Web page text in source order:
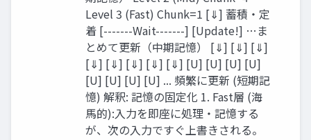
Level 3 (Fast) Chunk=1 [⇓] 蓄積・定
着 [-------Wait-------] [Update!] …ま
とめて更新（中期記憶） [⇓] [⇓] [⇓]
[⇓] [⇓] [⇓] [⇓] [⇓] [U] [U] [U] [U]
[U] [U] [U] [U] ... 頻繁に更新 (短期記
憶) 解釈: 記憶の固定化 1. Fast層 (海
馬的):入力を即座に処理・記憶する
が、次の入力ですぐ上書きされる。